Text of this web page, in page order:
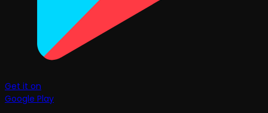
Get it on
Google Play